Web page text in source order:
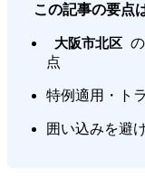
この記事の要点
大阪市北区
点
特例適用・ト
囲い込みを避